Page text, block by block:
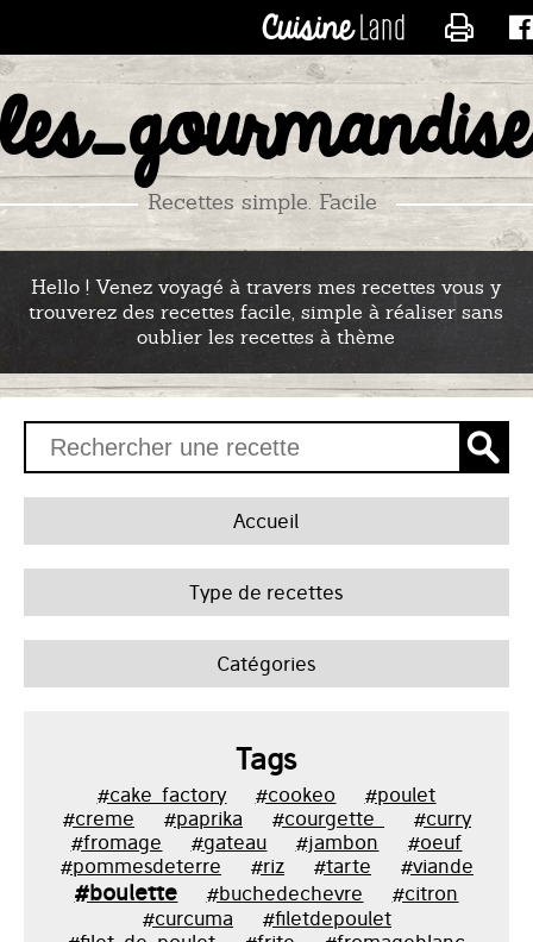
Recettes simple. Facile
Hello ! Venez voyagé à travers mes recettes vous y
trouverez des recettes facile, simple à réaliser sans
oublier les recettes à thème
Accueil
Type de recettes
Catégories
Tags
#cake_factory #cookeo
#poulet
#creme
#paprika #courgette_
#curry
#fromage
#gateau #jambon
#oeuf
#pommesdeterre
#riz #tarte #viande
#boulette #buchedechevre
#citron
#curcuma
#filetdepoulet
CONTACTER